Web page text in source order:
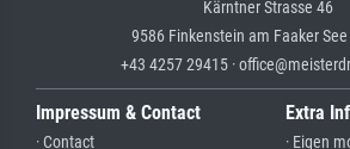
Kärntner Strasse 46
9586 Finkenstein am Faaker See
+43 4257 29415 ·
Impressum & Contact
· Contact
Extra
· Eigen